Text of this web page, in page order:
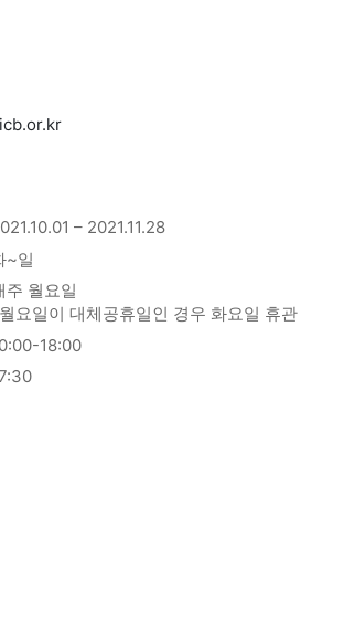
– 2021.11.28
~일
주 월요일
요일이 대체공휴일인 경우 화요일 휴관
18:00